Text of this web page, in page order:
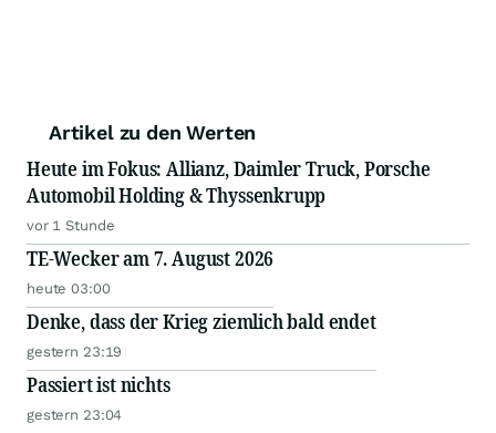
Artikel zu den Werten
Heute im Fokus: Allianz, Daimler Truck, Porsche
Automobil Holding & Thyssenkrupp
vor 1 Stunde
TE-Wecker am 7. August 2026
heute 03:00
Denke, dass der Krieg ziemlich bald endet
gestern 23:19
Passiert ist nichts
gestern 23:04